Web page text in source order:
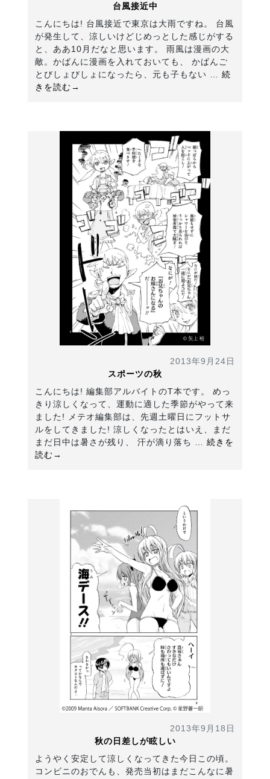
台風接近中
こんにちは! 台風接近で東京は大雨ですね。 台風
が発生して、涼しいけどじめっとした感じがする
と、ああ10月だなと思います。 雨風は漫画の大
敵。かばんに漫画を入れておいても、 かばんご
とびしょびしょになったら、元も子もない … 続
きを読む→
2013年9月24日
スポーツの秋
こんにちは! 編集部アルバイトのT本です。 めっ
きり涼しくなって、運動に適した季節がやって来
ました! メテオ編集部は、先週土曜日にフットサ
ルをしてきました! 涼しくなったとはいえ、まだ
まだ日中は暑さが残り、 汗が滴り落ち … 続きを
読む→
2013年9月18日
秋の日差しが眩しい
ようやく安定して涼しくなってきた今日この頃。
コンビニのおでんも、発売当初はまだこんなに暑